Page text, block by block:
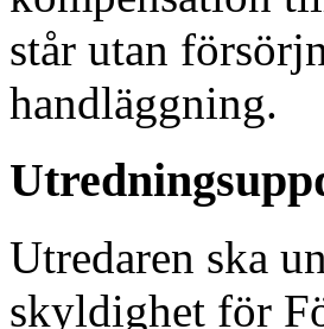
står utan
handläggning.
Utredaren ska
skyldighet för